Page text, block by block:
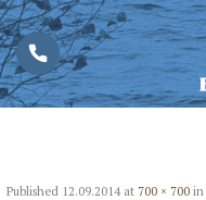
Published 12.09.2014at 700 × 700 in